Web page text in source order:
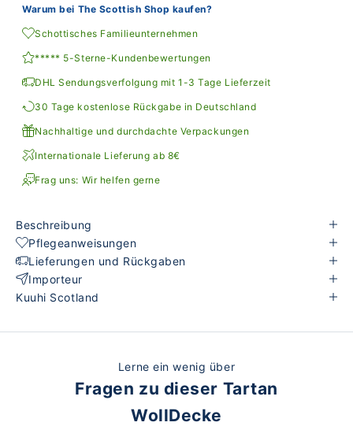
Warum bei The Scottish Shop kaufen?
Schottisches Familieunternehmen
***** 5-Sterne-Kundenbewertungen
DHL Sendungsverfolgung mit 1-3 Tage Lieferzeit
30 Tage kostenlose Rückgabe in Deutschland
Nachhaltige und durchdachte Verpackungen
Internationale Lieferung ab 8€
Frag uns: Wir helfen gerne
Beschreibung
Pflegeanweisungen
Lieferungen und Rückgaben
Importeur
Kuuhi Scotland
Lerne ein wenig über
Fragen zu dieser Tartan
WollDecke